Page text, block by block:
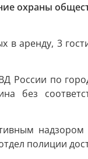
охраны
аренду, 3
России по
без
полиции